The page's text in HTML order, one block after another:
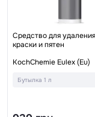
Средство для
краски и пятен
KochChemie Eulex (Eu)
Бутылка 1 л